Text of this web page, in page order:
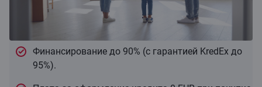
Финансирование до 90% (с гарантией KredEx до
95%).